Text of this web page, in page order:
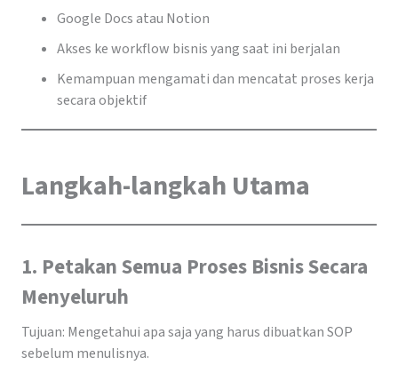
Google Docs atau Notion
Akses ke workflow bisnis yang saat ini berjalan
Kemampuan mengamati dan mencatat proses kerja
secara objektif
Langkah-langkah Utama
1. Petakan Semua Proses Bisnis Secara
Menyeluruh
Tujuan: Mengetahui apa saja yang harus dibuatkan SOP
sebelum menulisnya.